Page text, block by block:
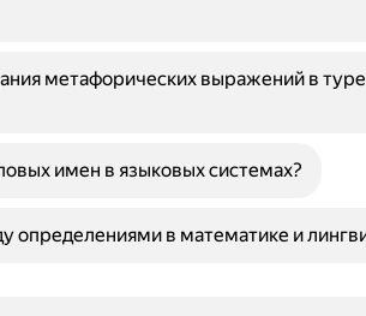
метафорических выражений в
имен в языковых системах?
определениями в математике и